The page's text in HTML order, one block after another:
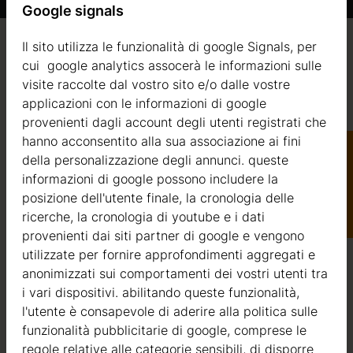
Qualità / garanzia / consulenza
Qualità
Siamo attivi nel settore della produzione di strutture in
legno dal 2004. Nel corso di questi anni, abbiamo
selezionato i migliori fornitori di legname. Utilizziamo
esclusivamente abete nordico a crescita lenta
proveniente da foreste certificate FSC nell’Europa del
Nord.
Il legno di abete nordico si distingue per le sue
caratteristiche ideali per la costruzione di case in legno. È
di colore molto chiaro, con pochi nodi ed è noto per la
Google signals
Il sito utilizza le funzionalità di google Signals, per
cui google analytics assocerà le informazioni sulle
visite raccolte dal vostro sito e/o dalle vostre
applicazioni con le informazioni di google
provenienti dagli account degli utenti registrati che
hanno acconsentito alla sua associazione ai fini
della personalizzazione degli annunci. queste
informazioni di google possono includere la
posizione dell'utente finale, la cronologia delle
ricerche, la cronologia di youtube e i dati
provenienti dai siti partner di google e vengono
utilizzate per fornire approfondimenti aggregati e
anonimizzati sui comportamenti dei vostri utenti tra
i vari dispositivi. abilitando queste funzionalità,
l'utente è consapevole di aderire alla politica sulle
funzionalità pubblicitarie di google, comprese le
regole relative alle categorie sensibili, di disporre